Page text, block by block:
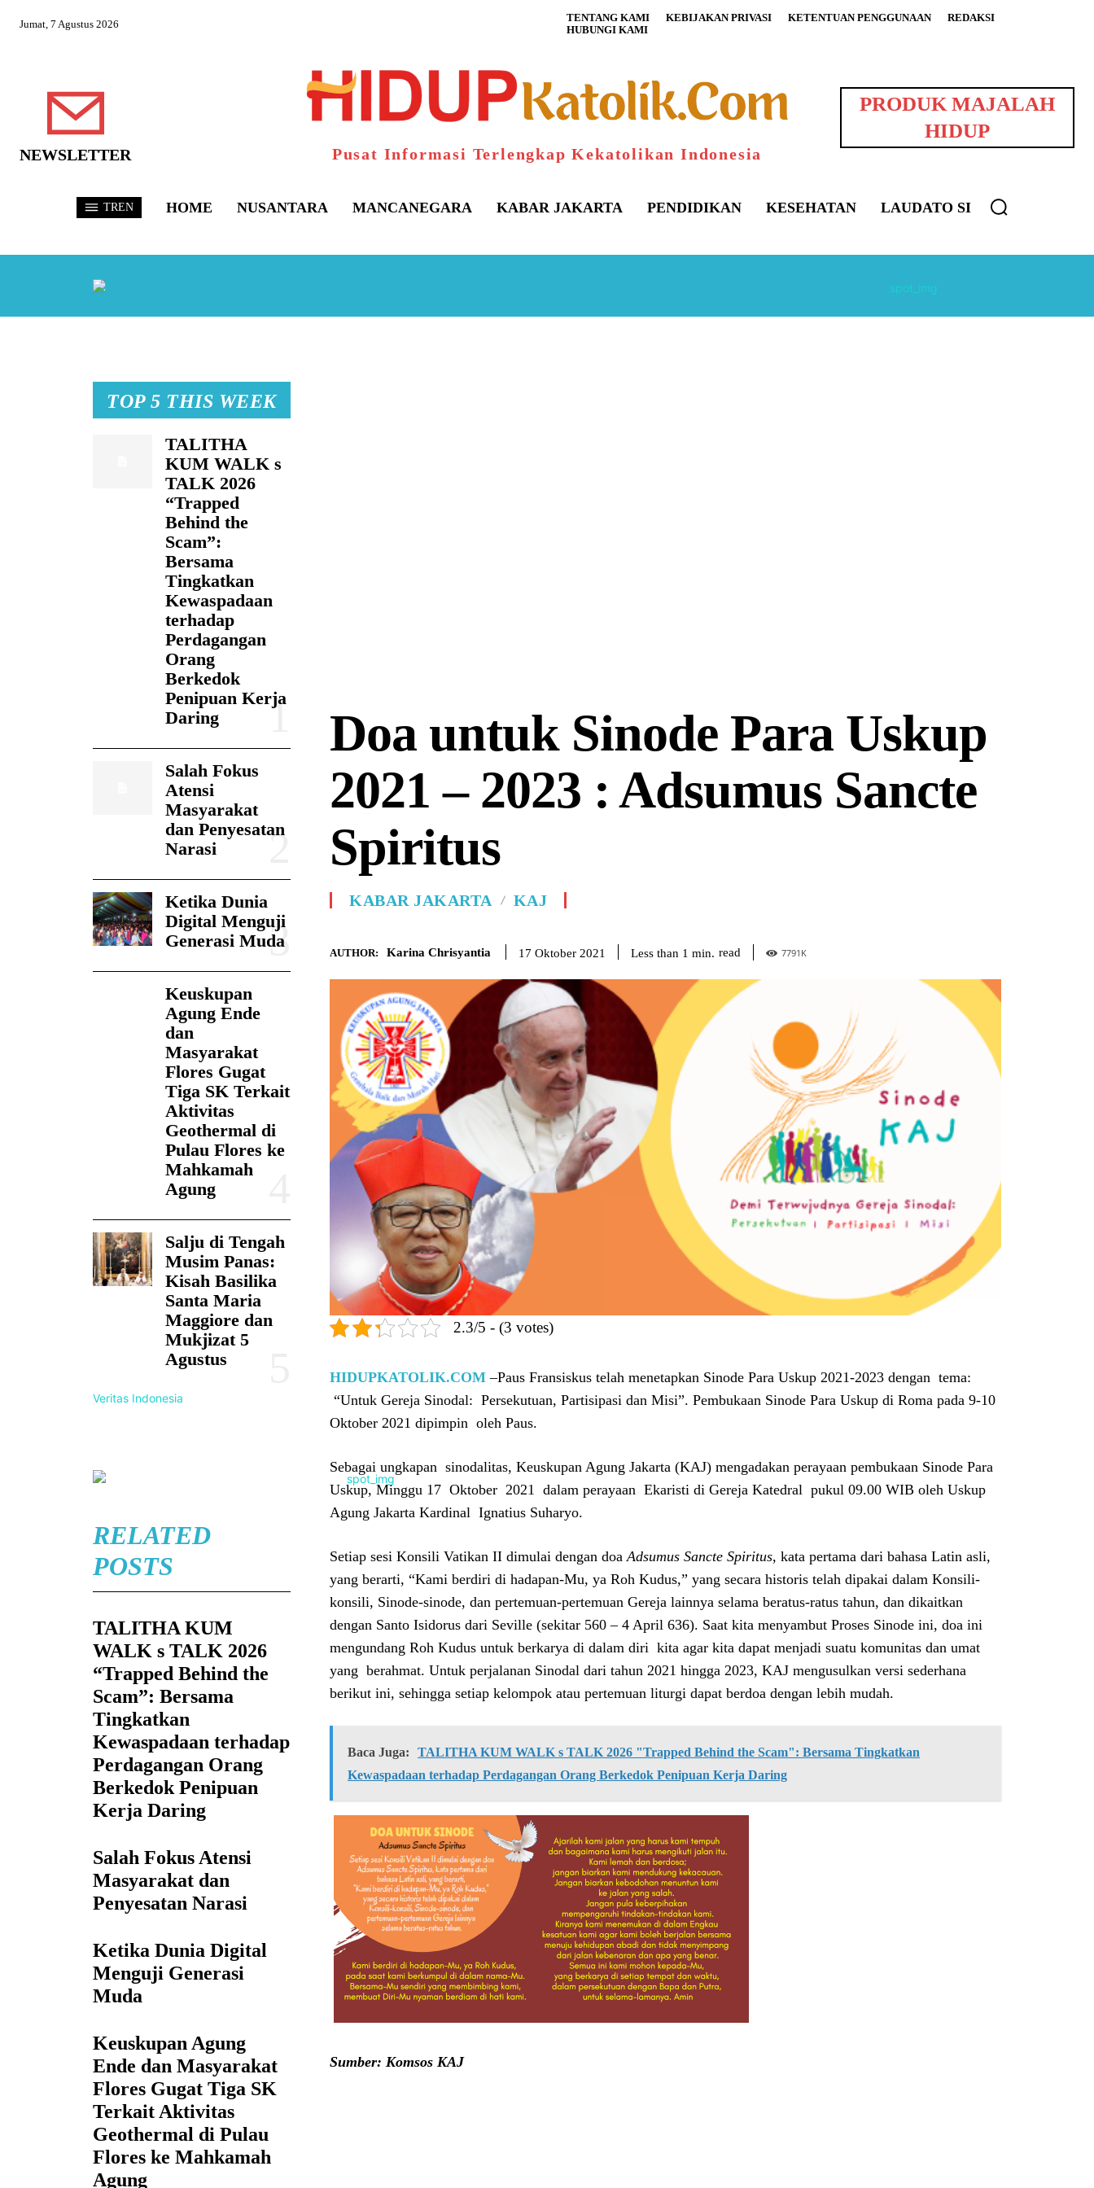
Jumat, 7 Agustus 2026 TENTANG KAMI KEBIJAKAN PRIVASI KETENTUAN PENGGUNAAN
REDAKSI
HUBUNGI KAMI
NEWSLETTER Pusat Informasi Terlengkap Kekatolikan Indonesia
PRODUK MAJALAH
HIDUP
TREN HOME NUSANTARA MANCANEGARA KABAR JAKARTA PENDIDIKAN KESEHATAN LAUDATO SI
TOP 5 THIS WEEK
TALITHA
KUM WALK s
TALK 2026
“Trapped
Behind the
Scam”:
Bersama
Tingkatkan
Kewaspadaan
terhadap
Perdagangan
Orang
Berkedok
Penipuan Kerja
Daring
Salah Fokus
Atensi
Masyarakat
dan Penyesatan
Narasi
Ketika Dunia
Digital Menguji
Generasi Muda
Keuskupan
Agung Ende
dan
Masyarakat
Flores Gugat
Tiga SK Terkait
Aktivitas
Geothermal di
Pulau Flores ke
Mahkamah
Agung
Salju di Tengah
Musim Panas:
Kisah Basilika
Santa Maria
Maggiore dan
Mukjizat 5
Agustus
Veritas Indonesia
RELATED
POSTS
TALITHA KUM
WALK s TALK 2026
“Trapped Behind the
Scam”: Bersama
Tingkatkan
Kewaspadaan terhadap
Perdagangan Orang
Berkedok Penipuan
Kerja Daring
Salah Fokus Atensi
Masyarakat dan
Penyesatan Narasi
Ketika Dunia Digital
Menguji Generasi
Muda
Keuskupan Agung
Ende dan Masyarakat
Flores Gugat Tiga SK
Terkait Aktivitas
Geothermal di Pulau
Flores ke Mahkamah
Agung
Doa untuk Sinode Para Uskup
2021 – 2023 : Adsumus Sancte
Spiritus
KABAR JAKARTA KAJ
AUTHOR: Karina Chrisyantia 17 Oktober 2021 Less than 1 min. read 7791 K
2.3/5 - (3 votes)
HIDUPKATOLIK.COM –Paus Fransiskus telah menetapkan Sinode Para Uskup 2021-2023 dengan tema:
“Untuk Gereja Sinodal: Persekutuan, Partisipasi dan Misi”. Pembukaan Sinode Para Uskup di Roma pada 9-10
Oktober 2021 dipimpin oleh Paus.
Sebagai ungkapan sinodalitas, Keuskupan Agung Jakarta (KAJ) mengadakan perayaan pembukaan Sinode Para
Uskup, Minggu 17 Oktober 2021 dalam perayaan Ekaristi di Gereja Katedral pukul 09.00 WIB oleh Uskup
Agung Jakarta Kardinal Ignatius Suharyo.
Setiap sesi Konsili Vatikan II dimulai dengan doa Adsumus Sancte Spiritus, kata pertama dari bahasa Latin asli,
yang berarti, “Kami berdiri di hadapan-Mu, ya Roh Kudus,” yang secara historis telah dipakai dalam Konsili-
konsili, Sinode-sinode, dan pertemuan-pertemuan Gereja lainnya selama beratus-ratus tahun, dan dikaitkan
dengan Santo Isidorus dari Seville (sekitar 560 – 4 April 636). Saat kita menyambut Proses Sinode ini, doa ini
mengundang Roh Kudus untuk berkarya di dalam diri kita agar kita dapat menjadi suatu komunitas dan umat
yang berahmat. Untuk perjalanan Sinodal dari tahun 2021 hingga 2023, KAJ mengusulkan versi sederhana
berikut ini, sehingga setiap kelompok atau pertemuan liturgi dapat berdoa dengan lebih mudah.
Baca Juga:
TALITHA KUM WALK s TALK 2026 "Trapped Behind the Scam": Bersama Tingkatkan
Kewaspadaan terhadap Perdagangan Orang Berkedok Penipuan Kerja Daring
Sumber: Komsos KAJ